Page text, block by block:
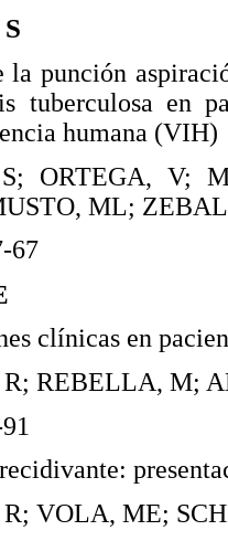
la punción
tuberculosa en
humana (VIH)
S; ORTEGA, V;
ML;
67
clínicas en
REBELLA, M;
VOLA, ME;